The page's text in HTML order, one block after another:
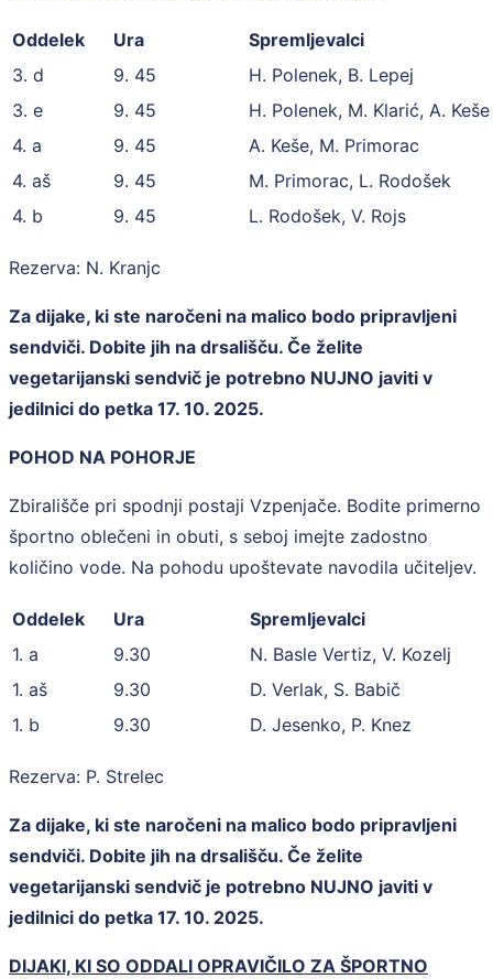
Oddelek Ura
Spremljevalci
3. d
9. 45
H. Polenek, B. Lepej
3. e
9. 45
H. Polenek, M. Klarić, A. Keše
4. a
9. 45
A. Keše, M. Primorac
4. aš
9. 45
M. Primorac, L. Rodošek
4. b
9. 45 L. Rodošek, V. Rojs
Rezerva: N. Kranjc
Za dijake, ki ste naročeni na malico bodo pripravljeni
sendviči. Dobite jih na drsališču. Če želite
vegetarijanski sendvič je potrebno NUJNO javiti v
jedilnici do petka 17. 10. 2025.
POHOD NA POHORJE
Zbirališče pri spodnji postaji Vzpenjače. Bodite primerno
športno oblečeni in obuti, s seboj imejte zadostno
količino vode. Na pohodu upoštevate navodila učiteljev.
Oddelek Ura
Spremljevalci
1. a
9.30
N. Basle Vertiz, V. Kozelj
1. aš
9.30
D. Verlak, S. Babič
1. b
9.30 D. Jesenko, P. Knez
Rezerva: P. Strelec
Za dijake, ki ste naročeni na malico bodo pripravljeni
sendviči. Dobite jih na drsališču. Če želite
vegetarijanski sendvič je potrebno NUJNO javiti v
jedilnici do petka 17. 10. 2025.
DIJAKI, KI SO ODDALI OPRAVIČILO ZA ŠPORTNO